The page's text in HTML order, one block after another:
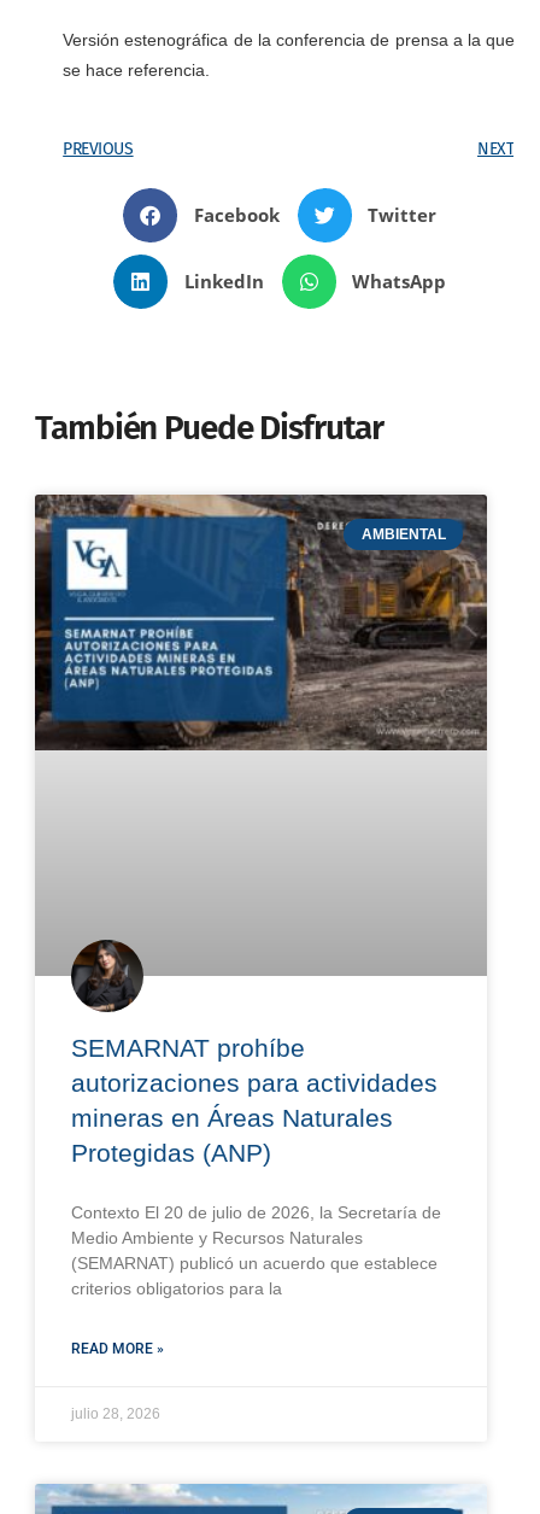
Versión estenográfica de la conferencia de prensa a la que
se hace referencia.
PREVIOUS NEXT
Facebook Twitter
LinkedIn WhatsApp
También Puede Disfrutar
AMBIENTAL
SEMARNAT prohíbe
autorizaciones para actividades
mineras en Áreas Naturales
Protegidas (ANP)
Contexto El 20 de julio de 2026, la Secretaría de
Medio Ambiente y Recursos Naturales
(SEMARNAT) publicó un acuerdo que establece
criterios obligatorios para la
READ MORE »
julio 28, 2026